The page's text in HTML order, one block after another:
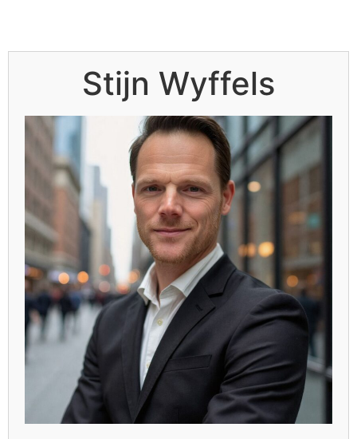
Stijn Wyffels